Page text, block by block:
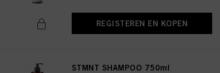
REGISTEREN EN KOPEN
STMNT SHAMPOO 750ml